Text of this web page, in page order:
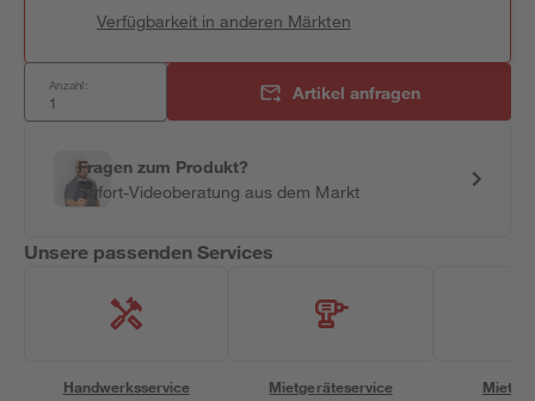
Verfügbarkeit in anderen Märkten
Anzahl: Artikel anfragen
Fragen zum Produkt?
Sofort-Videoberatung aus dem Markt
Unsere passenden Services
Handwerksservice Mietgeräteservice